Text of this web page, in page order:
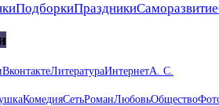
ПодборкиПраздникиСаморазвитие
ВконтактеЛитератураИнтернетА. С.
КомедияСетьРоманЛюбовьОбщество